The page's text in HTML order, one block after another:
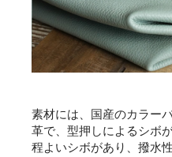
素材には、国産のカラー
革で、型押しによるシボ
程よいシボがあり、撥水